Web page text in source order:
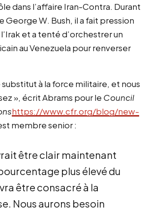
dans l’affaire Iran-Contra. Durant
George W. Bush, il a fait pression
et a tenté d’orchestrer un
au Venezuela pour renverser
substitut à la force militaire, et nous
», écrit Abrams pour le Council
https://www.cfr.org/blog/new-
membre senior :
être clair maintenant
plus élevé du
être consacré à la
Nous aurons besoin